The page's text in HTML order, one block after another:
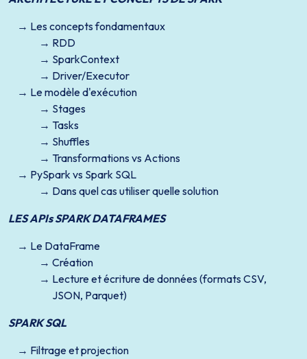
Les concepts fondamentaux
RDD
SparkContext
Driver/Executor
Le modèle d'exécution
Stages
Tasks
Shuffles
Transformations vs Actions
PySpark vs Spark SQL
Dans quel cas utiliser quelle solution
LES APIs SPARK DATAFRAMES
Le DataFrame
Création
Lecture et écriture de données (formats CSV,
JSON, Parquet)
SPARK SQL
Filtrage et projection